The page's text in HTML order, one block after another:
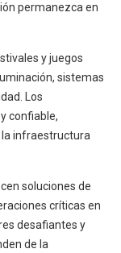
permanezca en
y juegos
sistemas
Los
confiable,
la infraestructura
soluciones de
críticas en
desafiantes y
de la